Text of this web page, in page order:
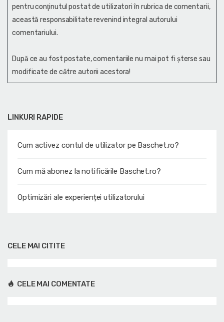
LINKURI RAPIDE
Cum activez contul de utilizator pe Baschet.ro?
Cum mă abonez la notificările Baschet.ro?
Optimizări ale experienței utilizatorului
pentru conţinutul postat de utilizatori în rubrica de comentarii,
această responsabilitate revenind integral autorului
comentariului.
După ce au fost postate, comentariile nu mai pot fi șterse sau
modificate de către autorii acestora!
CELE MAI CITITE
CELE MAI COMENTATE